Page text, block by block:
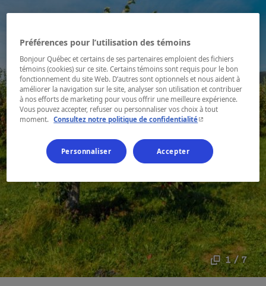
1 / 7
Préférences pour l’utilisation des témoins
Bonjour Québec et certains de ses partenaires emploient des fichiers
témoins (cookies) sur ce site. Certains témoins sont requis pour le bon
fonctionnement du site Web. D’autres sont optionnels et nous aident à
améliorer la navigation sur le site, analyser son utilisation et contribuer
à nos efforts de marketing pour vous offrir une meilleure expérience.
Vous pouvez accepter, refuser ou personnaliser vos choix à tout
moment. Consultez notre politique de confidentialité- Cet hyperlien
Personnaliser Accepter